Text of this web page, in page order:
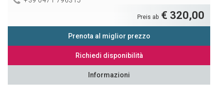
Preis ab € 320,00
Prenota al miglior prezzo
Richiedi disponibilità
Informazioni